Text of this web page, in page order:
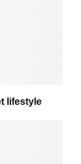
lifestyle